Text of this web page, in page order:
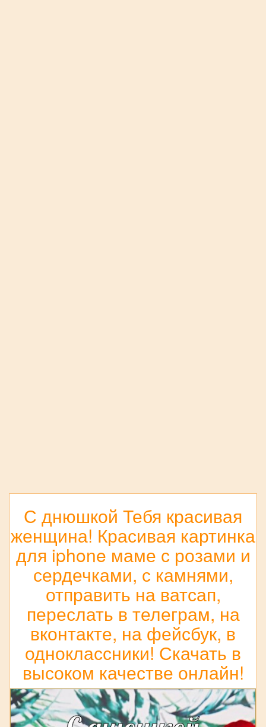
С днюшкой Тебя красивая
женщина! Красивая картинка
для iphone маме с розами и
сердечками, с камнями,
отправить на ватсап,
переслать в телеграм, на
вконтакте, на фейсбук, в
одноклассники! Скачать в
высоком качестве онлайн!